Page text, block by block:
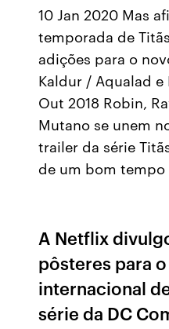
10 Jan 2020 Mas
temporada de
adições para o
Kaldur / Aqualad e
Out 2018 Robin,
Mutano se unem
trailer da série
de um bom tempo
A Netflix
pôsteres para
internacional
série da DC